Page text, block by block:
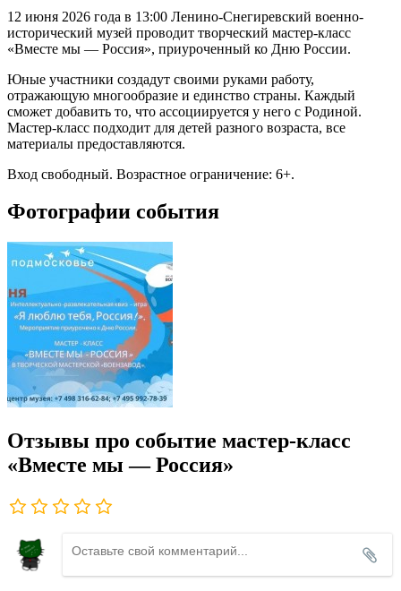
12 июня 2026 года в 13:00 Ленино-Снегиревский военно-
исторический музей проводит творческий мастер-класс
«Вместе мы — Россия», приуроченный ко Дню России.
Юные участники создадут своими руками работу,
отражающую многообразие и единство страны. Каждый
сможет добавить то, что ассоциируется у него с Родиной.
Мастер-класс подходит для детей разного возраста, все
материалы предоставляются.
Вход свободный. Возрастное ограничение: 6+.
Фотографии события
Отзывы про событие мастер-класс
«Вместе мы — Россия»